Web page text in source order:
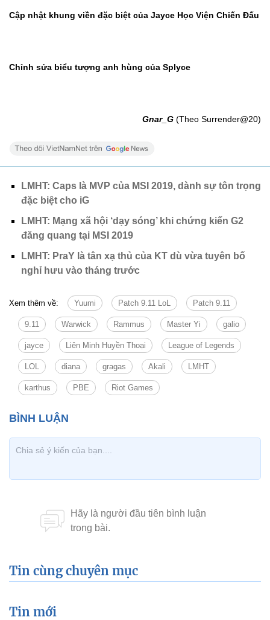
Cập nhật khung viền đặc biệt của Jayce Học Viện Chiến Đấu
Chỉnh sửa biểu tượng anh hùng của Splyce
Gnar_G (Theo Surrender@20)
LMHT: Caps là MVP của MSI 2019, dành sự tôn trọng
đặc biệt cho iG
LMHT: Mạng xã hội ‘dạy sóng’ khi chứng kiến G2
đăng quang tại MSI 2019
LMHT: PraY là tân xạ thủ của KT dù vừa tuyên bố
nghỉ hưu vào tháng trước
Xem thêm về: Yuumi Patch 9.11 LoL Patch 9.11
9.11 Warwick Rammus Master Yi galio
jayce Liên Minh Huyền Thoại League of Legends
LOL diana gragas Akali LMHT
karthus PBE Riot Games
Tin cùng chuyên mục
Tin mới